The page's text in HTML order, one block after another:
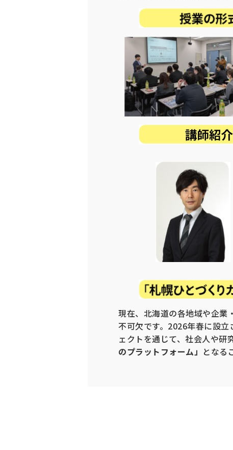
現在、北海道の各地域や企業
不可欠です。2026年春に設
ェクトを通じて、社会人や研
のプラットフォーム」 となる